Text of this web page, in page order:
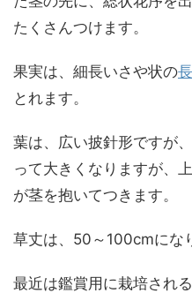
たくさんつけます。
果実は、細長いさや状の
とれます。
葉は、広い披針形ですが
って大きくなりますが、
が茎を抱いてつきます。
草丈は、50～100cmにな
最近は鑑賞用に栽培され